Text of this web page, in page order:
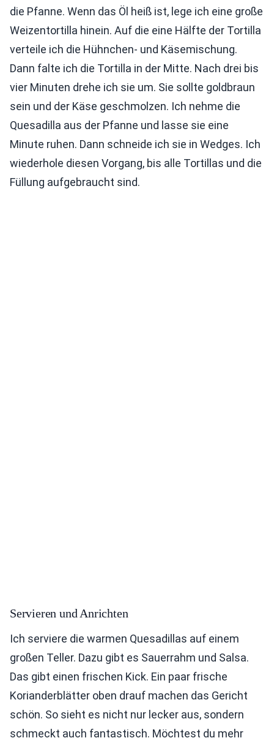
die Pfanne. Wenn das Öl heiß ist, lege ich eine große
Weizentortilla hinein. Auf die eine Hälfte der Tortilla
verteile ich die Hühnchen- und Käsemischung.
Dann falte ich die Tortilla in der Mitte. Nach drei bis
vier Minuten drehe ich sie um. Sie sollte goldbraun
sein und der Käse geschmolzen. Ich nehme die
Quesadilla aus der Pfanne und lasse sie eine
Minute ruhen. Dann schneide ich sie in Wedges. Ich
wiederhole diesen Vorgang, bis alle Tortillas und die
Füllung aufgebraucht sind.
Servieren und Anrichten
Ich serviere die warmen Quesadillas auf einem
großen Teller. Dazu gibt es Sauerrahm und Salsa.
Das gibt einen frischen Kick. Ein paar frische
Korianderblätter oben drauf machen das Gericht
schön. So sieht es nicht nur lecker aus, sondern
schmeckt auch fantastisch. Möchtest du mehr